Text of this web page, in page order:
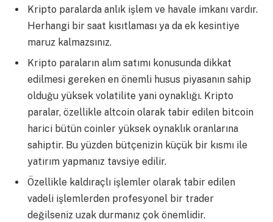
Kripto paralarda anlık işlem ve havale imkanı vardır.
Herhangi bir saat kısıtlaması ya da ek kesintiye
maruz kalmazsınız.
Kripto paraların alım satımı konusunda dikkat
edilmesi gereken en önemli husus piyasanın sahip
olduğu yüksek volatilite yani oynaklığı. Kripto
paralar, özellikle altcoin olarak tabir edilen bitcoin
harici bütün coinler yüksek oynaklık oranlarına
sahiptir. Bu yüzden bütçenizin küçük bir kısmı ile
yatırım yapmanız tavsiye edilir.
Özellikle kaldıraçlı işlemler olarak tabir edilen
vadeli işlemlerden profesyonel bir trader
değilseniz uzak durmanız çok önemlidir.